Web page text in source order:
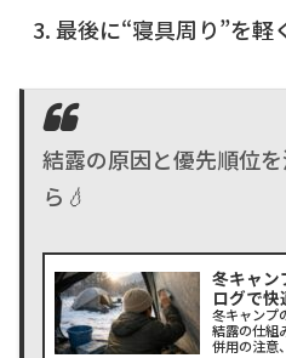
最後に“寝具周り”を軽
結露の原因と優先順位
ら💧
冬キャ
ログで
冬キャンプ
結露の仕組
併用の注意